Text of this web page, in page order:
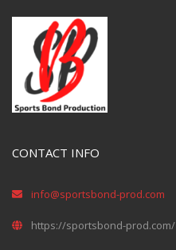
CONTACT INFO
info@sportsbond-prod.com
https://sportsbond-prod.com/